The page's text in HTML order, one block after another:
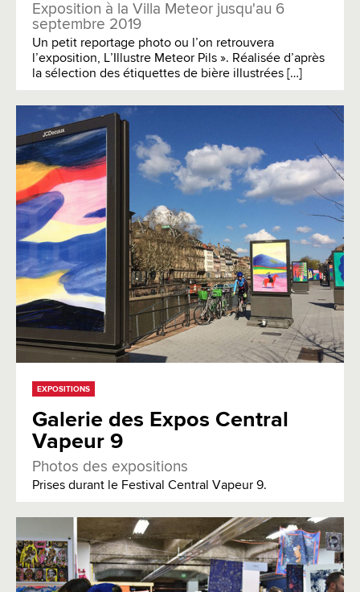
Exposition à la Villa Meteor jusqu'au 6
septembre 2019
Un petit reportage photo ou l’on retrouvera
l’exposition, L’Illustre Meteor Pils ». Réalisée d’après
la sélection des étiquettes de bière illustrées […]
EXPOSITIONS
Galerie des Expos Central
Vapeur 9
Photos des expositions
Prises durant le Festival Central Vapeur 9.